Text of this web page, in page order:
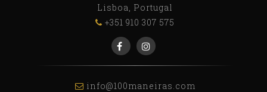
Lisboa, Portugal
+351 910 307 575
info@100maneiras.com